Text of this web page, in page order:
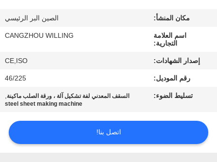
خريطة
الموقع
سياسة
الخصوصية
مكان المنشأ: الصين البر الرئيسي
اسم العلامة
التجارية:
CANGZHOU WILLING
إصدار الشهادات: CE,ISO
رقم الموديل: 46/225
تسليط الضوء: السقف المعدني لفة تشكيل آلة ، ورقة الصلب ماكينة,
steel sheet making machine
اتصل بنا!